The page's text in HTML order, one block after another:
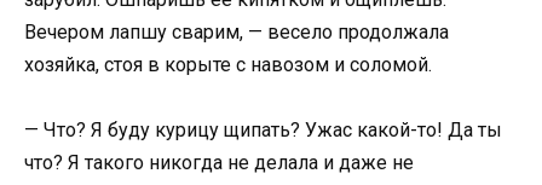
Вечером лапшу сварим, — весело продолжала
хозяйка, стоя в корыте с навозом и соломой.
— Что? Я буду курицу щипать? Ужас какой-то! Да ты
что? Я такого никогда не делала и даже не